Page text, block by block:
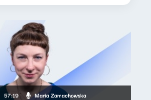
57:19 Maria Zamachowska